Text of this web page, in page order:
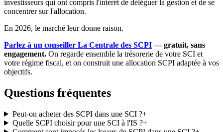
investisseurs qui ont compris l'intérêt de déléguer la gestion et de se
concentrer sur l'allocation.
En 2026, le marché leur donne raison.
Parlez à un conseiller La Centrale des SCPI— gratuit, sans
engagement. On regarde ensemble la trésorerie de votre SCI et
votre régime fiscal, et on construit une allocation SCPI adaptée à vos
objectifs.
Questions fréquentes
Peut-on acheter des SCPI dans une SCI ?+
Quelle SCPI choisir pour une SCI à l'IS ?+